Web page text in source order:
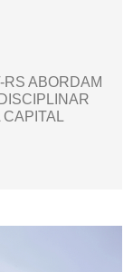
ABORDAM
CAPITAL